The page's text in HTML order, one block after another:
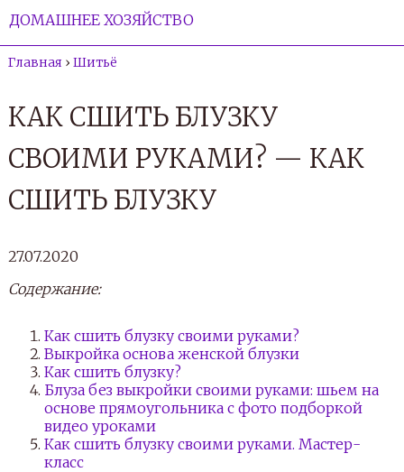
ДОМАШНЕЕ ХОЗЯЙСТВО
Главная › Шитьё
КАК СШИТЬ БЛУЗКУ
СВОИМИ РУКАМИ? — КАК
СШИТЬ БЛУЗКУ
27.07.2020
Содержание:
Как сшить блузку своими руками?
Выкройка основа женской блузки
Как сшить блузку?
Блуза без выкройки своими руками: шьем на
основе прямоугольника с фото подборкой
видео уроками
Как сшить блузку своими руками. Мастер-
класс